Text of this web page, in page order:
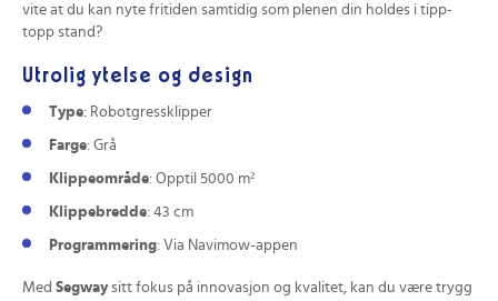
vite at du kan nyte fritiden samtidig som plenen din holdes i tipp-
topp stand?
Utrolig ytelse og design
Type: Robotgressklipper
Farge: Grå
Klippeområde: Opptil 5000 m²
Klippebredde: 43 cm
Programmering: Via Navimow-appen
Med Segwaysitt fokus på innovasjon og kvalitet, kan du være trygg